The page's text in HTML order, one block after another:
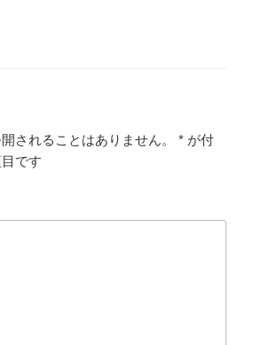
されることはありません。 * が付
です